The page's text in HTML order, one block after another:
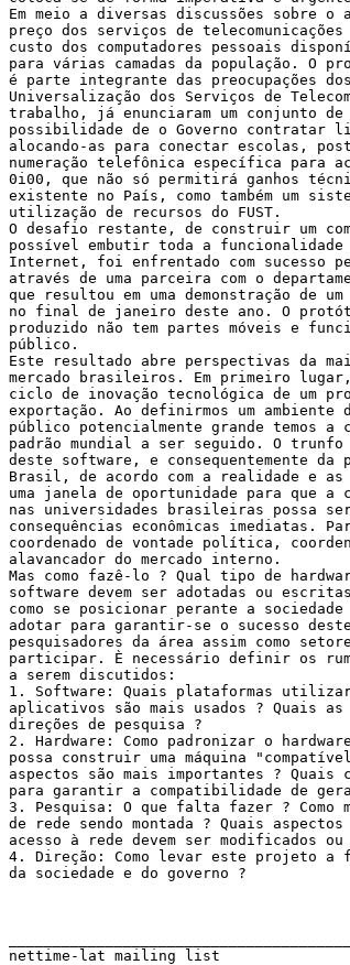
Em meio a diversas discussões sobre o
preço dos serviços de
custo dos computadores pessoais
para várias camadas da população. O
é parte integrante das preocupações
Universalização dos Serviços de
trabalho, já enunciaram um conjunto de
possibilidade de o Governo contratar
alocando-as para conectar escolas,
numeração telefônica específica para
0i00, que não só permitirá ganhos
existente no País, como também um
utilização de recursos do FUST.
O desafio restante, de construir um
possível embutir toda a funcionalidade
Internet, foi enfrentado com sucesso
através de uma parceira com o
que resultou em uma demonstração de
no final de janeiro deste ano. O
produzido não tem partes móveis e
público.
Este resultado abre perspectivas da
mercado brasileiros. Em primeiro
ciclo de inovação tecnológica de um
exportação. Ao definirmos um ambiente
público potencialmente grande temos a
padrão mundial a ser seguido. O
deste software, e consequentemente
Brasil, de acordo com a realidade e
uma janela de oportunidade para que a
nas universidades brasileiras possa
consequências econômicas imediatas.
coordenado de vontade política,
alavancador do mercado interno.
Mas como fazê-lo ? Qual tipo de
software devem ser adotadas ou
como se posicionar perante a
adotar para garantir-se o sucesso
pesquisadores da área assim como
participar. È necessário definir os
a serem discutidos:
1. Software: Quais plataformas
aplicativos são mais usados ? Quais
direções de pesquisa ?
2. Hardware: Como padronizar o
possa construir uma máquina
aspectos são mais importantes ?
para garantir a compatibilidade de
3. Pesquisa: O que falta fazer ?
de rede sendo montada ? Quais
acesso à rede devem ser modificados ou
4. Direção: Como levar este projeto a
da sociedade e do governo ?
nettime-lat mailing list